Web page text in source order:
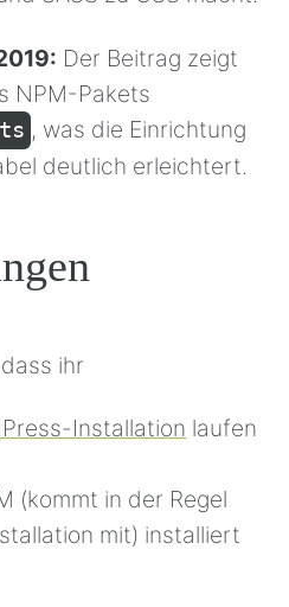
Der Beitrag zeigt
NPM-Pakets
, was die Einrichtung
deutlich erleichtert.
ihr
Installation laufen
(kommt in der Regel
mit) installiert